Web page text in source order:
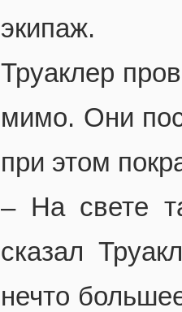
экипаж.
Труаклер
мимо. Они
при этом
– На свете
сказал
нечто